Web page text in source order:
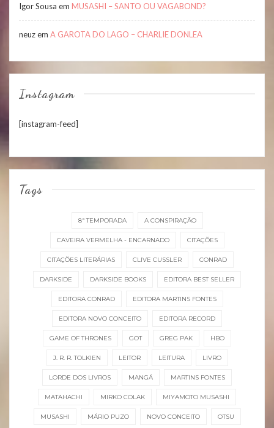
Igor Sousa em MUSASHI – SANTO OU VAGABOND?
neuzem A GAROTA DO LAGO – CHARLIE DONLEA
Instagram
[instagram-feed]
Tags
8ª TEMPORADA A CONSPIRAÇÃO
CAVEIRA VERMELHA - ENCARNADO CITAÇÕES
CITAÇÕES LITERÁRIAS CLIVE CUSSLER CONRAD
DARKSIDE DARKSIDE BOOKS EDITORA BEST SELLER
EDITORA CONRAD EDITORA MARTINS FONTES
EDITORA NOVO CONCEITO EDITORA RECORD
GAME OF THRONES GOT GREG PAK HBO
J. R. R. TOLKIEN LEITOR LEITURA LIVRO
LORDE DOS LIVROS MANGÁ MARTINS FONTES
MATAHACHI MIRKO COLAK MIYAMOTO MUSASHI
MUSASHI MÁRIO PUZO NOVO CONCEITO OTSU